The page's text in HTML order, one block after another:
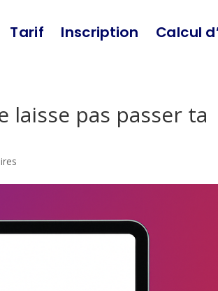
Tarif Inscription Calcul
laisse pas passer ta